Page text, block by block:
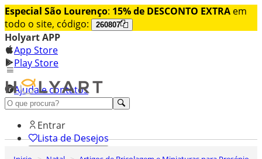
Especial São Lourenço: 15% de DESCONTO EXTRA em
todo o site, código:
260807
Holyart APP
App Store
Play Store
Ajuda e contatos
Conheça premium
Entrar
Lista de Desejos